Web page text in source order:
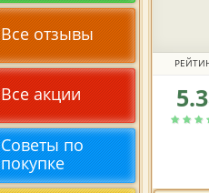
Все отзывы
Все акции
Советы по
покупке